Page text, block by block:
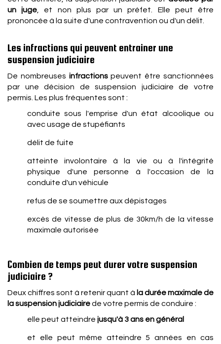
un juge , et non plus par un préfet. Elle peut être
prononcée à la suite d'une contravention ou d'un délit.
Les infractions qui peuvent entrainer une
suspension judiciaire
De nombreuses infractionspeuvent être sanctionnées
par une décision de suspension judiciaire de votre
permis. Les plus fréquentes sont :
conduite sous l'emprise d'un état alcoolique ou
avec usage de stupéfiants
délit de fuite
atteinte involontaire à la vie ou à l'intégrité
physique d'une personne à l'occasion de la
conduite d'un véhicule
refus de se soumettre aux dépistages
excès de vitesse de plus de 30km/h de la vitesse
maximale autorisée
Combien de temps peut durer votre suspension
judiciaire ?
Deux chiffres sont à retenir quant à la durée maximale de
la suspension judiciairede votre permis de conduire :
elle peut atteindre jusqu'à 3 ans en général
et elle peut même atteindre 5 années en cas